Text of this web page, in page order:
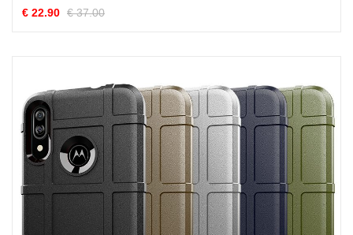
€ 22.90 € 37.00